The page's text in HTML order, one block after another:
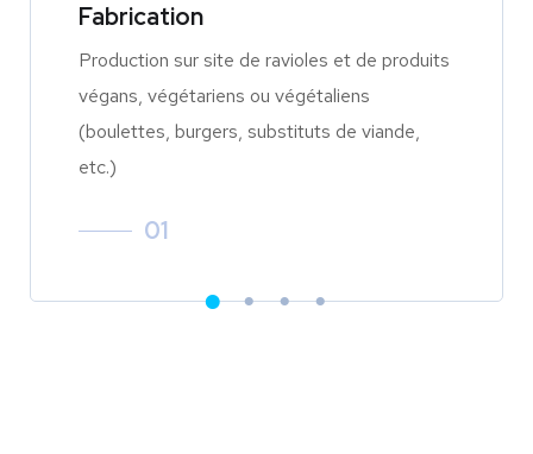
Fabrication
Production sur site de ravioles et de produits
végans, végétariens ou végétaliens
(boulettes, burgers, substituts de viande,
etc.)
01